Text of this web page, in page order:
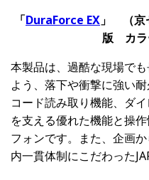
「DuraForce EX 」 （京
版 カラ
本製品は、過酷な現場で
よう、落下や衝撃に強い
コード読み取り機能、ダ
を支える優れた機能と操
フォンです。また、企画
内一貫体制にこだわった